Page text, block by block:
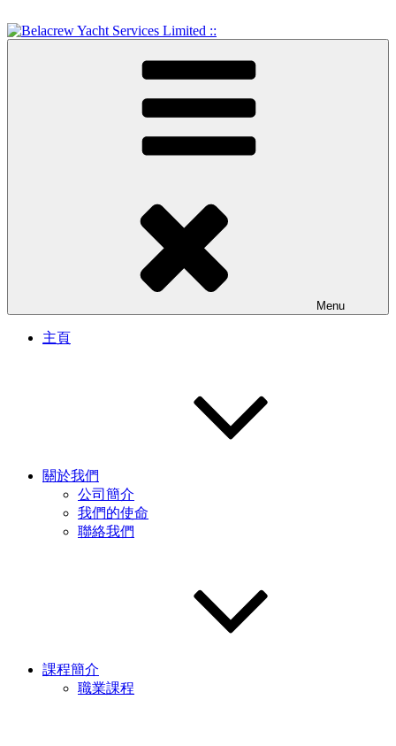
to
content
Belacrew Yacht Services
Crew Training and Yacht Service
Menu
主頁
關於我們
公司簡介
我們的使命
聯絡我們
課程簡介
職業課程